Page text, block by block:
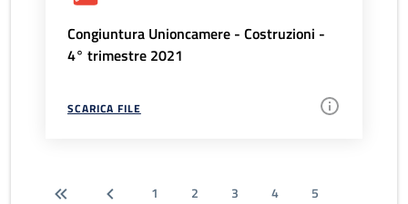
Congiuntura Unioncamere - Costruzioni -
4° trimestre 2021
SCARICA FILE
1 2 3 4
5